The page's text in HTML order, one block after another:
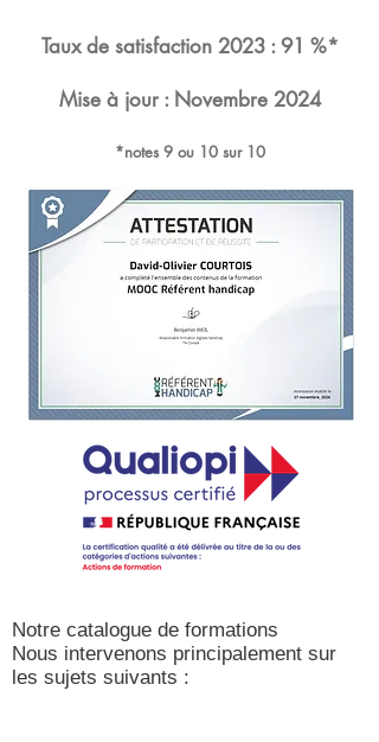
Taux de satisfaction 2023: 91 %*
Mise à jour : Novembre 2024
*notes 9 ou 10 sur 10
Notre catalogue de formations
Nous intervenons principalement sur
les sujets suivants :